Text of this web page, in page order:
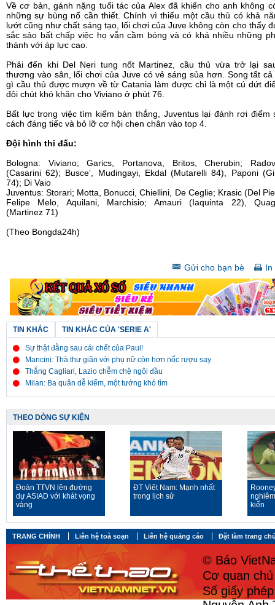
Về cơ bản, gánh nặng tuổi tác của Alex đã khiến cho anh không
những sự bùng nổ cần thiết. Chính vì thiếu một cầu thủ có khả
lướt cũng như chất sáng tạo, lối chơi của Juve không còn cho thấy
sắc sảo bất chấp việc họ vẫn cầm bóng và có khá nhiều những
thành với áp lực cao.
Phải đến khi Del Neri tung nốt Martinez, cầu thủ vừa trở lại
thương vào sân, lối chơi của Juve có vẻ sáng sủa hơn. Song tất
gì cầu thủ được mượn về từ Catania làm được chỉ là một cú dứt
đôi chút khó khăn cho Viviano ở phút 76.
Bất lực trong việc tìm kiếm bàn thắng, Juventus lại đánh rơi điểm
cách đáng tiếc và bỏ lỡ cơ hội chen chân vào top 4.
Đội hình thi đấu:
Bologna: Viviano; Garics, Portanova, Britos, Cherubin;
(Casarini 62); Busce’, Mudingayi, Ekdal (Mutarelli 84), Paponi
74); Di Vaio
Juventus: Storari; Motta, Bonucci, Chiellini, De Ceglie; Krasic (Del
Felipe Melo, Aquilani, Marchisio; Amauri (Iaquinta 22),
(Martinez 71)
(Theo Bongda24h)
Gửi cho bạn bè In
TIN KHÁC TIN KHÁC CỦA 'SERIE A'
Sự thật đằng sau cái chết của Paul!
Mancini: Thà thư giãn với phụ nữ còn hơn nốc rượu say
Thắng Cagliari, Lazio chễm chệ ngôi đầu
Milan: Ba quân dễ kiếm, một tướng khó tìm
THEO DÒNG SỰ KIỆN
Đoàn TTVN lên đường
dự ASIAD với khát vọng
vàng
ĐT Việt Nam: Mạnh nhất
trong lịch sử
kiến
TRANG CHÍNH Liên hệ toà soạn Liên hệ quảng cáo Đặt làm trang
© Báo
Cơ quan
Số giấy